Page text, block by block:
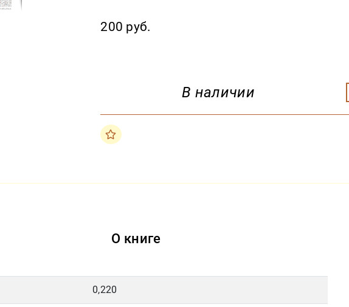
200 руб.
В наличии
О книге
0,220